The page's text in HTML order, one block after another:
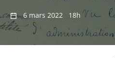
6 mars 2022 18h